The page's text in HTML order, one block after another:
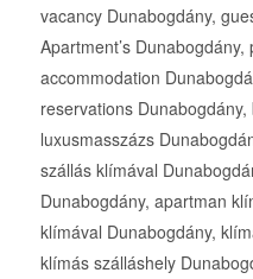
vacancy Dunabogdány,
Apartment’s
accommodation
reservations
luxusmasszázs
szállás klímával
Dunabogdány, apartman
klímával Dunabogdány,
klímás szálláshely